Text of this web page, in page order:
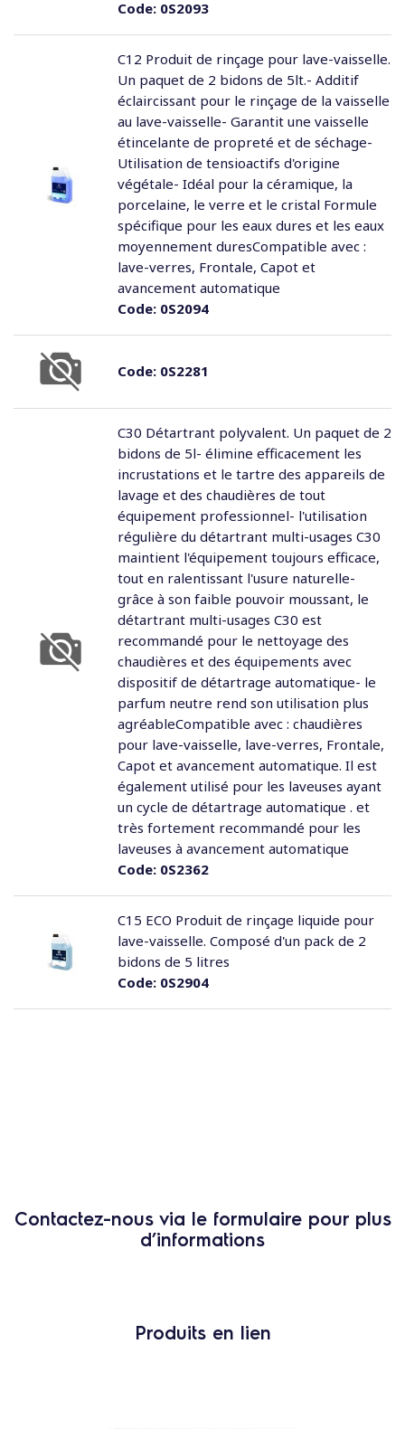
Code:0S2093
Code:0S2094
C12 Produit de rinçage pour lave-vaisselle.
Un paquet de 2 bidons de 5lt.- Additif
éclaircissant pour le rinçage de la vaisselle
au lave-vaisselle- Garantit une vaisselle
étincelante de propreté et de séchage-
Utilisation de tensioactifs d'origine
végétale- Idéal pour la céramique, la
porcelaine, le verre et le cristal Formule
spécifique pour les eaux dures et les eaux
moyennement duresCompatible avec :
lave-verres, Frontale, Capot et
avancement automatique
Code:0S2281
Code:0S2362
C30 Détartrant polyvalent. Un paquet de 2
bidons de 5l- élimine efficacement les
incrustations et le tartre des appareils de
lavage et des chaudières de tout
équipement professionnel- l'utilisation
régulière du détartrant multi-usages C30
maintient l'équipement toujours efficace,
tout en ralentissant l'usure naturelle-
grâce à son faible pouvoir moussant, le
détartrant multi-usages C30 est
recommandé pour le nettoyage des
chaudières et des équipements avec
dispositif de détartrage automatique- le
parfum neutre rend son utilisation plus
agréableCompatible avec : chaudières
pour lave-vaisselle, lave-verres, Frontale,
Capot et avancement automatique. Il est
également utilisé pour les laveuses ayant
un cycle de détartrage automatique . et
très fortement recommandé pour les
laveuses à avancement automatique
Code:0S2904
C15 ECO Produit de rinçage liquide pour
lave-vaisselle. Composé d'un pack de 2
bidons de 5 litres
Contactez-nous via le formulaire pour plus
d’informations
Produits en lien